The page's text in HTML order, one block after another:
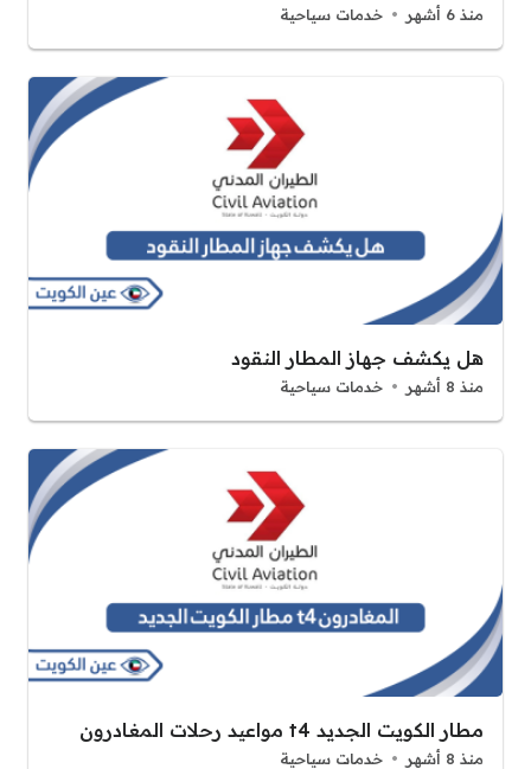
منذ 6 أشهر خدمات سياحية
هل يكشف جهاز المطار النقود
منذ 8 أشهر خدمات سياحية
مطار الكويت الجديد t4 مواعيد رحلات المغادرون
منذ 8 أشهر خدمات سياحية